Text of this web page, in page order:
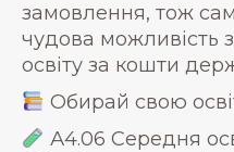
замовлення, тож
чудова можливість
освіту за кошти
Обирай свою
А4.06 Середня